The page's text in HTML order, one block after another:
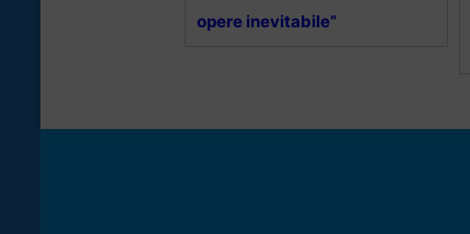
opere inevitabile”